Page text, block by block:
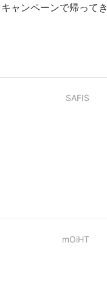
ャンペーンで帰ってき
SAFIS
mOiHT